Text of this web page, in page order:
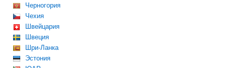
Черногория
Чехия
Швейцария
Швеция
Шри-Ланка
Эстония